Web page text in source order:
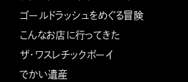
ゴールドラッシュをめぐる冒険
こんなお店に行ってきた
ザ・ワスレチックボーイ
でかい遺産